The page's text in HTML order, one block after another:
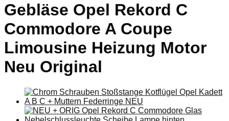
Gebläse Opel Rekord C
Commodore A Coupe
Limousine Heizung Motor
Neu Original